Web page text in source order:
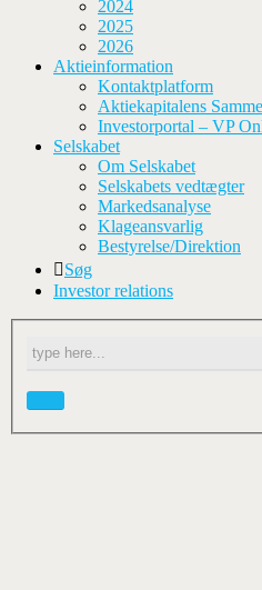
2024
2025
2026
Aktieinformation
Kontaktplatform
Aktiekapitalens
Investorportal – VP
Selskabet
Om Selskabet
Selskabets vedtægter
Markedsanalyse
Klageansvarlig
Bestyrelse/Direktion
Søg
Investor relations